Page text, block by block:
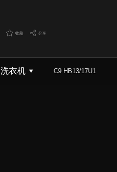
收藏 分享
洗衣机 C9 HB13/17U1